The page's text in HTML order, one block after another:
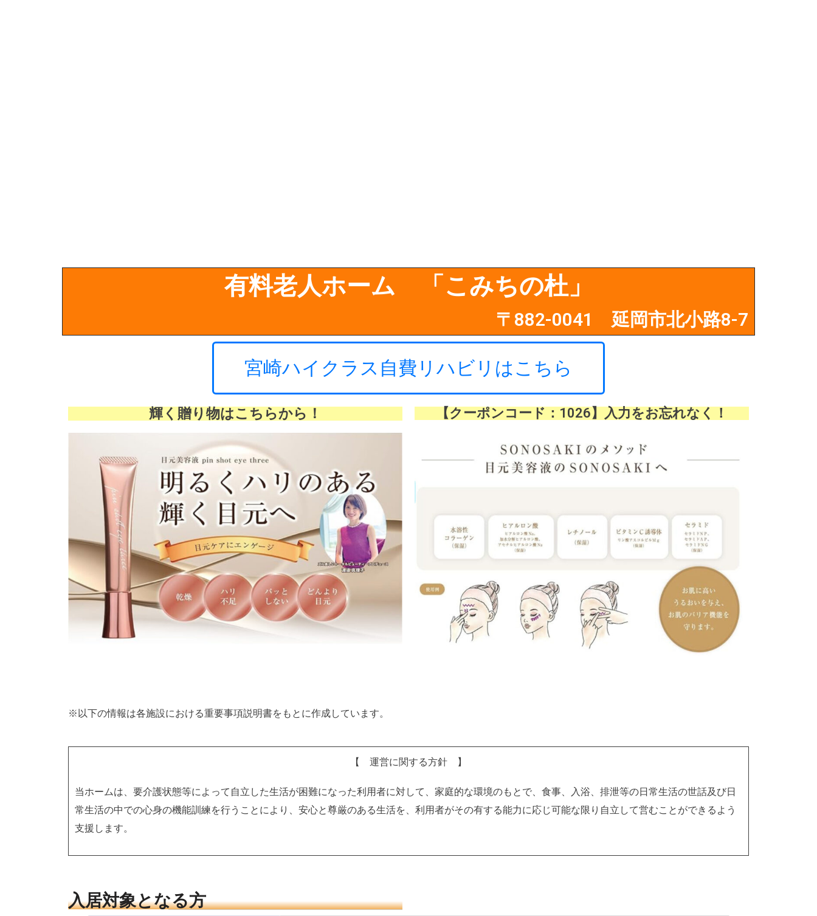
有料老人ホーム 「こみちの杜」
〒882-0041 延岡市北小路8-7
宮崎ハイクラス自費リハビリはこちら
輝く贈り物はこちらから！ 【クーポンコード：1026】入力をお忘れなく！
※以下の情報は各施設における重要事項説明書をもとに作成しています。
【 運営に関する方針 】
当ホームは、要介護状態等によって自立した生活が困難になった利用者に対して、家庭的な環境のもとで、食事、入浴、排泄等の日常生活の世話及び日
常生活の中での心身の機能訓練を行うことにより、安心と尊厳のある生活を、利用者がその有する能力に応じ可能な限り自立して営むことができるよう
支援します。
入居対象となる方